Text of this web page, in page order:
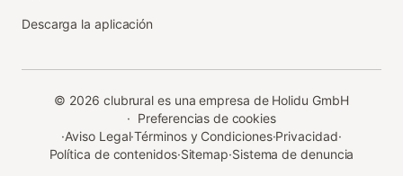
Descarga la aplicación
© 2026 clubrural es una empresa de Holidu GmbH
· Preferencias de cookies
·Aviso Legal·Términos y Condiciones·Privacidad·
Política de contenidos·Sitemap·Sistema de denuncia